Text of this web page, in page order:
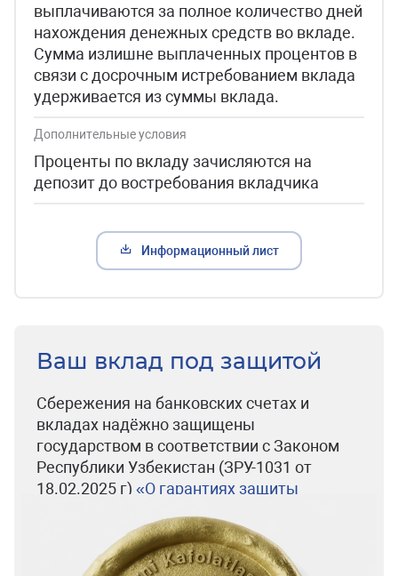
выплачиваются за полное количество дней
нахождения денежных средств во вкладе.
Сумма излишне выплаченных процентов в
связи с досрочным истребованием вклада
удерживается из суммы вклада.
Дополнительные условия
Проценты по вкладу зачисляются на
депозит до востребования вкладчика
Информационный лист
Ваш вклад под защитой
Сбережения на банковских счетах и
вкладах надёжно защищены
государством в соответствии с Законом
Республики Узбекистан (ЗРУ-1031 от
18.02.2025 г) «О гарантиях защиты